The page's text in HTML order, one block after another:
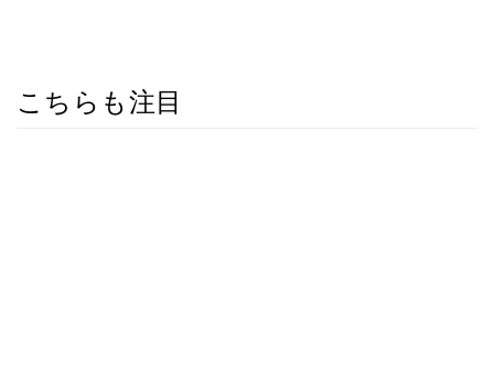
こちらも注目